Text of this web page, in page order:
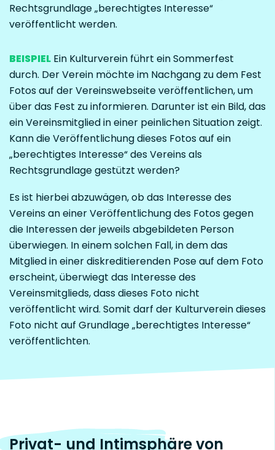
Rechtsgrundlage „berechtigtes Interesse“
veröffentlicht werden.
BEISPIEL Ein Kulturverein führt ein Sommerfest
durch. Der Verein möchte im Nachgang zu dem Fest
Fotos auf der Vereinswebseite veröffentlichen, um
über das Fest zu informieren. Darunter ist ein Bild, das
ein Vereinsmitglied in einer peinlichen Situation zeigt.
Kann die Veröffentlichung dieses Fotos auf ein
„berechtigtes Interesse“ des Vereins als
Rechtsgrundlage gestützt werden?
Es ist hierbei abzuwägen, ob das Interesse des
Vereins an einer Veröffentlichung des Fotos gegen
die Interessen der jeweils abgebildeten Person
überwiegen. In einem solchen Fall, in dem das
Mitglied in einer diskreditierenden Pose auf dem Foto
erscheint, überwiegt das Interesse des
Vereinsmitglieds, dass dieses Foto nicht
veröffentlicht wird. Somit darf der Kulturverein dieses
Foto nicht auf Grundlage „berechtigtes Interesse“
veröffentlichten.
Privat- und Intimsphäre von